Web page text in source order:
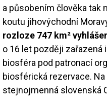
a působením člověka tak
koutu jihovýchodní
rozloze 747 km²
o 16 let později zařazená
biosféra pod patronací
biosférická rezervace.
stejnojmenná slovenská